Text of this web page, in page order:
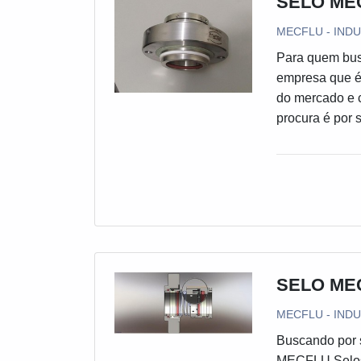
contar com
suficiente para
multidisciplinar
entrega de
MECFLU -
Para quem
empresa que
do mercado e
procura é por
MECFLU
atuação. A
para o cliente;
Escritório de
SELO
MECFLU -
Buscando por